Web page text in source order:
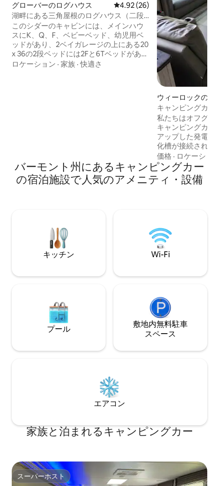
グローバーのログハウス レビュー26件、5つ星中4.92つ
4.92 (26)
湖畔にある三角屋根のログハウス（二段
ベッド付き）
このシダーのキャビンには、メインハウ
スにK、Q、F、ベビーベッド、幼児用ベ
ッドがあり、2ベイガレージの上にある20
x 36の2段ベッドには2Fと6Tベッドがあ
り、すべて快適なフランネルとキルトで
メッセージは問題なくご利用いただけま
す。
ロケーション · 家族 ·快適さ
ウィーロックのキ
カー・RV
キャンピングカー
私たちはオフグリ
キャンピングカー
アップした発電機
化槽が接続されて
に動作します（給
庫など）。バーク
クラス4（整備さ
バギーに適した
電機に慣れていな
明いたします。ク
台、小さなプルア
イズ）
価格 · ロケーショ
バーモント州にあるキャンピングカー
の宿泊施設で人気のアメニティ・設備
キッチン Wi-Fi
プール
敷地内無料駐⁠車
ス⁠ペ⁠ー⁠ス
エアコン
家族と泊まれるキャンピングカー
スーパーホスト
スーパーホスト